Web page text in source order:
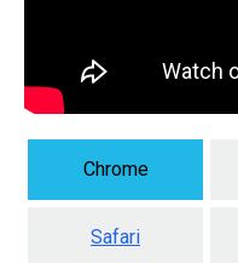
Chrome
Safari